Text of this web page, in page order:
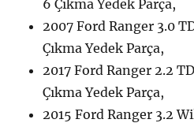
6 Çıkma Yedek Parça,
2007 Ford Ranger 3.0
Çıkma Yedek Parça,
2017 Ford Ranger 2.2
Çıkma Yedek Parça,
2015 Ford Ranger 3.2